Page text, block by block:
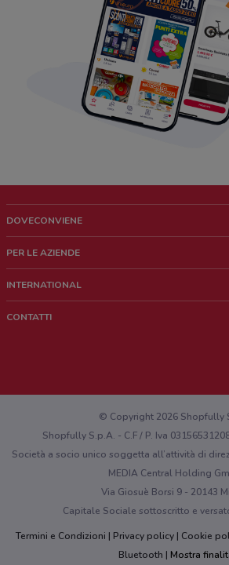
DOVECONVIENE
Chi siamo
Lavora con noi
PER LE AZIENDE
Richieste commerciali e marketing
INTERNATIONAL
CONTATTI
Hai un malfunzionamento sul web o sull'app?
© Copyright 2026 Shopfully
Shopfully S.p.A. - C.F / P. Iva
Società a socio unico soggetta all’attività di
MEDIA Central Holding
Via Giosuè Borsi 9 - 20143
Capitale Sociale sottoscritto e
Termini e Condizioni
Privacy policy Cookie
Bluetooth
Mostra